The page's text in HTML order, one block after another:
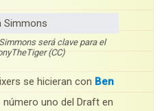
será clave para el
(CC)
se hicieran con Ben
número uno del Draft en